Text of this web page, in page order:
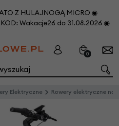
Z HULAJNOGĄ MICRO ◉
Wakacje26 do 31.08.2026 ◉
0
Elektryczne Rowery elektryczne na